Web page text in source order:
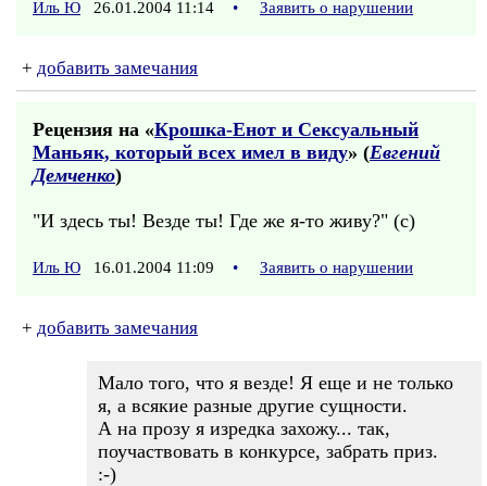
Иль Ю 26.01.2004 11:14 • Заявить о нарушении
+ добавить замечания
Рецензия на «Крошка-Енот и Сексуальный
Маньяк, который всех имел в виду» (Евгений
Демченко)
"И здесь ты! Везде ты! Где же я-то живу?" (с)
Иль Ю 16.01.2004 11:09 • Заявить о нарушении
+ добавить замечания
Мало того, что я везде! Я еще и не только
я, а всякие разные другие сущности.
А на прозу я изредка захожу... так,
поучаствовать в конкурсе, забрать приз.
:-)